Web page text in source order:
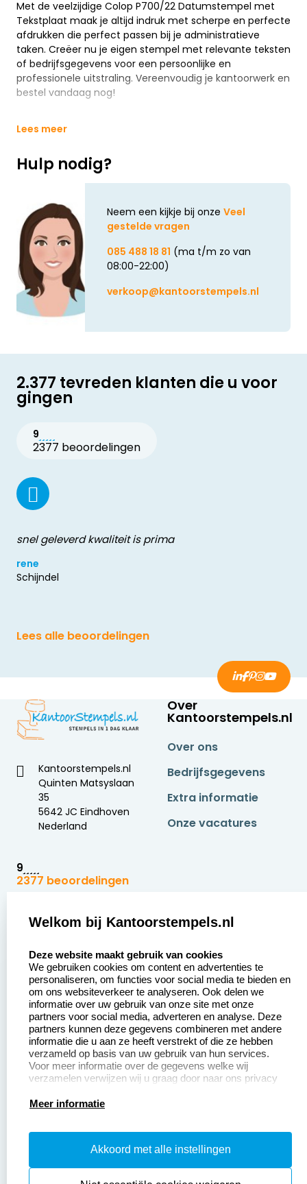
Met de veelzijdige Colop P700/22 Datumstempel met
Tekstplaat maak je altijd indruk met scherpe en perfecte
afdrukken die perfect passen bij je administratieve
taken. Creëer nu je eigen stempel met relevante teksten
of bedrijfsgegevens voor een persoonlijke en
professionele uitstraling. Vereenvoudig je kantoorwerk en
bestel vandaag nog!
Lees meer
Hulp nodig?
Neem een kijkje bij onze Veel
gestelde vragen
085 488 18 81 (ma t/m zo van
08:00-22:00)
verkoop@kantoorstempels.nl
2.377 tevreden klanten die u voor
gingen
9
2377 beoordelingen
snel geleverd kwaliteit is prima
rene
Schijndel
Lees alle beoordelingen
Kantoorstempels.nl
Quinten Matsyslaan
35
5642 JC Eindhoven
Nederland
9
2377 beoordelingen
Over
Kantoorstempels.nl
Over ons
Bedrijfsgegevens
Extra informatie
Onze vacatures
Zakelijk:
Aanvraag op maat
Betaling &
Verzending
Wederverkoper
worden
Sale
Klantenservice:
Contact opnemen
Veel gestelde vragen
Retourneren
Herroepingsrecht
Productinformatie:
Instructiepagina
Welkom bij Kantoorstempels.nl
Deze website maakt gebruik van cookies
We gebruiken cookies om content en advertenties te
personaliseren, om functies voor social media te bieden en
om ons websiteverkeer te analyseren. Ook delen we
informatie over uw gebruik van onze site met onze
partners voor social media, adverteren en analyse. Deze
partners kunnen deze gegevens combineren met andere
informatie die u aan ze heeft verstrekt of die ze hebben
verzameld op basis van uw gebruik van hun services.
Voor meer informatie over de gegevens welke wij
verzamelen verwijzen wij u graag door naar ons privacy
Meer informatie
Akkoord met alle instellingen